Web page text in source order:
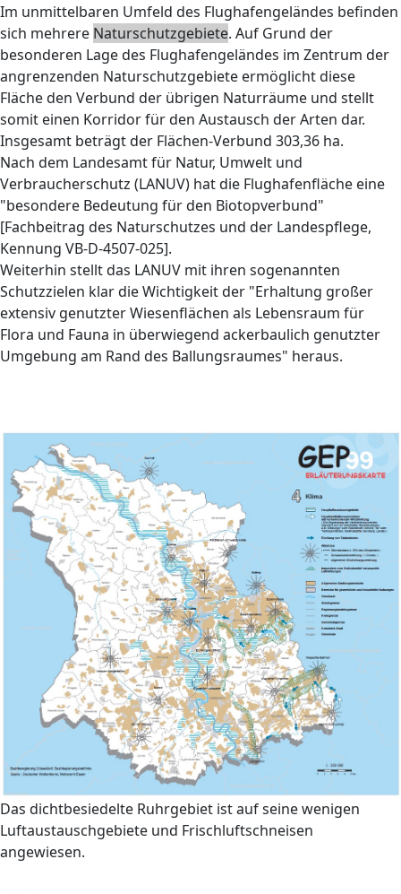
Im unmittelbaren Umfeld des Flughafengeländes befinden
sich mehrere Naturschutzgebiete. Auf Grund der
besonderen Lage des Flughafengeländes im Zentrum der
angrenzenden Naturschutzgebiete ermöglicht diese
Fläche den Verbund der übrigen Naturräume und stellt
somit einen Korridor für den Austausch der Arten dar.
Insgesamt beträgt der Flächen-Verbund 303,36 ha.
Nach dem Landesamt für Natur, Umwelt und
Verbraucherschutz (LANUV) hat die Flughafenfläche eine
"besondere Bedeutung für den Biotopverbund"
[Fachbeitrag des Naturschutzes und der Landespflege,
Kennung VB-D-4507-025].
Weiterhin stellt das LANUV mit ihren sogenannten
Schutzzielen klar die Wichtigkeit der "Erhaltung großer
extensiv genutzter Wiesenflächen als Lebensraum für
Flora und Fauna in überwiegend ackerbaulich genutzter
Umgebung am Rand des Ballungsraumes" heraus.
Das dichtbesiedelte Ruhrgebiet ist auf seine wenigen
Luftaustauschgebiete und Frischluftschneisen
angewiesen.